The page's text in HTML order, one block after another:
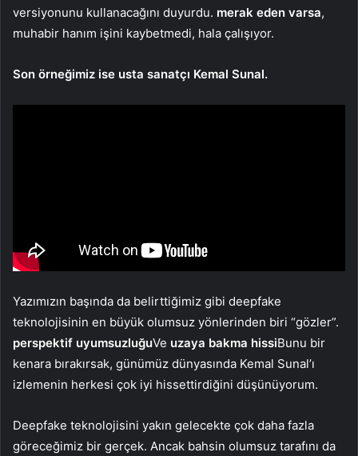
versiyonunu kullanacağını duyurdu. merak eden varsa,
muhabir hanım işini kaybetmedi, hala çalışıyor.
Son örneğimiz ise usta sanatçı Kemal Sunal.
Yazımızın başında da belirttiğimiz gibi deepfake
teknolojisinin en büyük olumsuz yönlerinden biri “gözler”.
perspektif uyumsuzluğuVe uzaya bakma hissiBunu bir
kenara bırakırsak, günümüz dünyasında Kemal Sunal’ı
izlemenin herkesi çok iyi hissettirdiğini düşünüyorum.
Deepfake teknolojisini yakın gelecekte çok daha fazla
göreceğimiz bir gerçek. Ancak bahsin olumsuz tarafını da